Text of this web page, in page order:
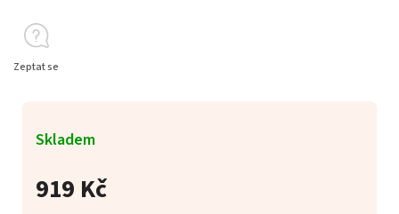
919 Kč
Skladem
Zeptat se